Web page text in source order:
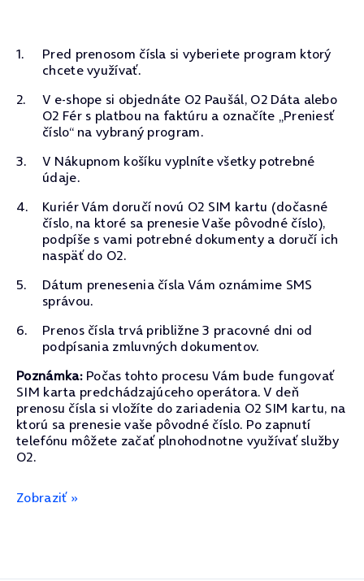
Pred prenosom čísla si vyberiete program ktorý
chcete využívať.
V e-shope si objednáte O2 Paušál, O2 Dáta alebo
O2 Fér s platbou na faktúru a označíte „Preniesť
číslo“ na vybraný program.
V Nákupnom košíku vyplníte všetky potrebné
údaje.
Kuriér Vám doručí novú O2 SIM kartu (dočasné
číslo, na ktoré sa prenesie Vaše pôvodné číslo),
podpíše s vami potrebné dokumenty a doručí ich
naspäť do O2.
Dátum prenesenia čísla Vám oznámime SMS
správou.
Prenos čísla trvá približne 3 pracovné dni od
podpísania zmluvných dokumentov.
Poznámka:Počas tohto procesu Vám bude fungovať
SIM karta predchádzajúceho operátora. V deň
prenosu čísla si vložíte do zariadenia O2 SIM kartu, na
ktorú sa prenesie vaše pôvodné číslo. Po zapnutí
telefónu môžete začať plnohodnotne využívať služby
O2.
Zobraziť »